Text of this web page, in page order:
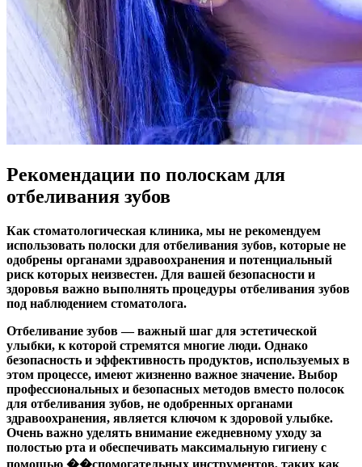
Рекомендации по полоскам для
отбеливания зубов
Как стоматологическая клиника, мы не рекомендуем
использовать полоски для отбеливания зубов, которые не
одобрены органами здравоохранения и потенциальный
риск которых неизвестен. Для вашей безопасности и
здоровья важно выполнять процедуры отбеливания зубов
под наблюдением стоматолога.
Отбеливание зубов — важный шаг для эстетической
улыбки, к которой стремятся многие люди. Однако
безопасность и эффективность продуктов, используемых в
этом процессе, имеют жизненно важное значение. Выбор
профессиональных и безопасных методов вместо полосок
для отбеливания зубов, не одобренных органами
здравоохранения, является ключом к здоровой улыбке.
Очень важно уделять внимание ежедневному уходу за
полостью рта и обеспечивать максимальную гигиену с
помощью ��спомогательных инструментов, таких как